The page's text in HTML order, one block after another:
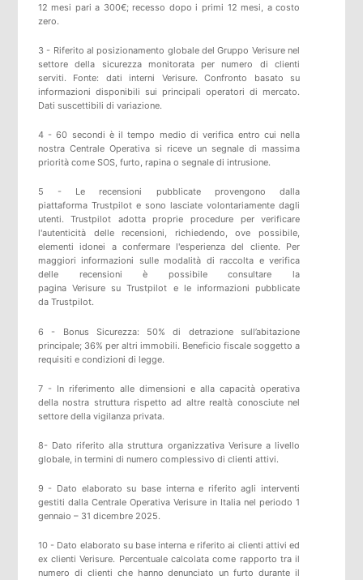
12 mesi pari a 300€; recesso dopo i primi 12 mesi, a costo
zero.
3 - Riferito al posizionamento globale del Gruppo Verisure nel
settore della sicurezza monitorata per numero di clienti
serviti. Fonte: dati interni Verisure. Confronto basato su
informazioni disponibili sui principali operatori di mercato.
Dati suscettibili di variazione.
4 - 60 secondi è il tempo medio di verifica entro cui nella
nostra Centrale Operativa si riceve un segnale di massima
priorità come SOS, furto, rapina o segnale di intrusione.
5 - Le recensioni pubblicate provengono dalla
piattaforma Trustpilote sono lasciate volontariamente dagli
utenti.Trustpilot adotta proprie procedure per verificare
l'autenticità delle recensioni, richiedendo, ove possibile,
elementi idonei a confermare l'esperienza del cliente. Per
maggiori informazioni sulle modalità di raccolta e verifica
delle recensioni è possibile consultarela
paginaVerisure suTrustpilot e le informazioni pubblicate
da Trustpilot.
6 - Bonus Sicurezza: 50% di detrazione sull’abitazione
principale; 36% per altri immobili. Beneficio fiscale soggetto a
requisiti e condizioni di legge.
7 - In riferimento alle dimensioni e alla capacità operativa
della nostra struttura rispetto ad altre realtà conosciute nel
settore della vigilanza privata.
8- Dato riferito alla struttura organizzativa Verisure a livello
globale, in termini di numero complessivo di clienti attivi.
9 - Dato elaborato su base interna e riferito agli interventi
gestiti dalla Centrale Operativa Verisure in Italia nel periodo 1
gennaio – 31 dicembre 2025.
10 - Dato elaborato su base interna e riferito ai clienti attivi ed
ex clienti Verisure. Percentuale calcolata come rapporto tra il
numero di clienti che hanno denunciato un furto durante il